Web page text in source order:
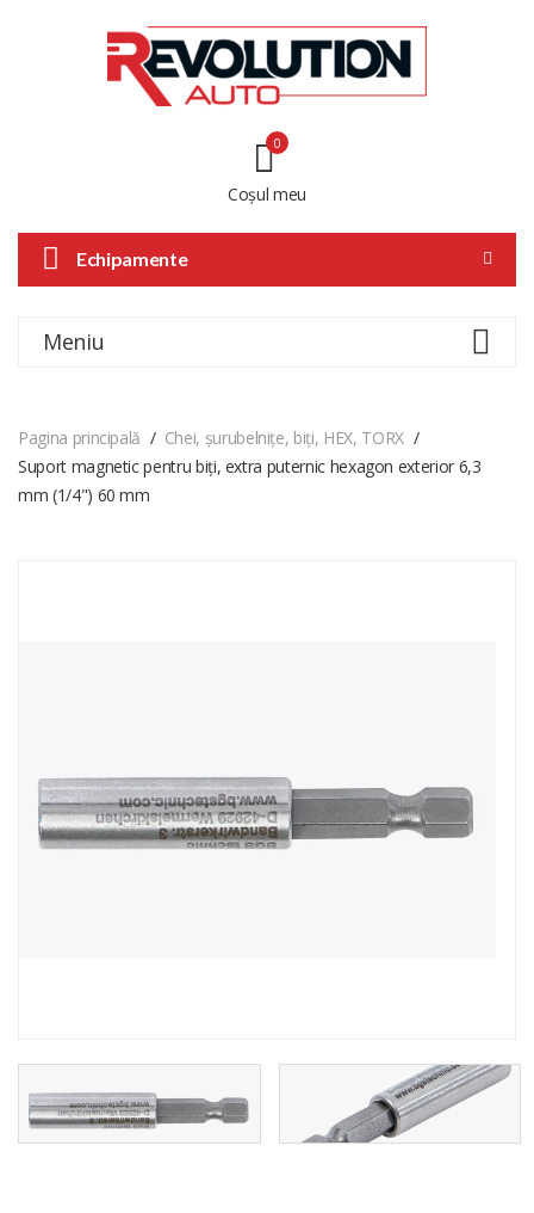
Coșul meu
0
Echipamente
Meniu
Pagina principală
Chei, șurubelnițe, biți, HEX, TORX
Suport magnetic pentru biți, extra puternic hexagon exterior 6,3
mm (1/4") 60 mm